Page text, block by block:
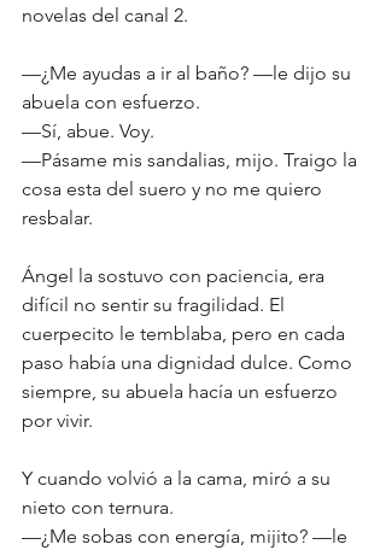
novelas del canal 2.
—¿Me ayudas a ir al baño? —le dijo su
abuela con esfuerzo.
—Sí, abue. Voy.
—Pásame mis sandalias, mijo. Traigo la
cosa esta del suero y no me quiero
resbalar.
Ángel la sostuvo con paciencia, era
difícil no sentir su fragilidad. El
cuerpecito le temblaba, pero en cada
paso había una dignidad dulce. Como
siempre, su abuela hacía un esfuerzo
por vivir.
Y cuando volvió a la cama, miró a su
nieto con ternura.
—¿Me sobas con energía, mijito? —le